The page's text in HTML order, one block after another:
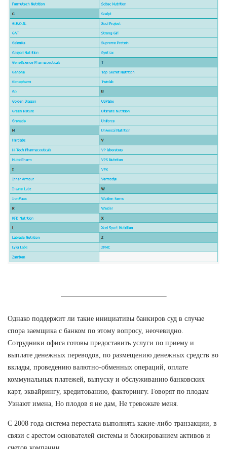
Однако поддержит ли такие инициативы банкиров суд в случае
спора заемщика с банком по этому вопросу, неочевидно.
Сотрудники офиса готовы предоставить услуги по приему и
выплате денежных переводов, по размещению денежных средств во
вклады, проведению валютно-обменных операций, оплате
коммунальных платежей, выпуску и обслуживанию банковских
карт, эквайрингу, кредитованию, факторингу. Говорят по плодам
Узнают имена, Но плодов я не дам, Не тревожьте меня.
С 2008 года система перестала выполнять какие-либо транзакции, в
связи с арестом основателей системы и блокированием активов и